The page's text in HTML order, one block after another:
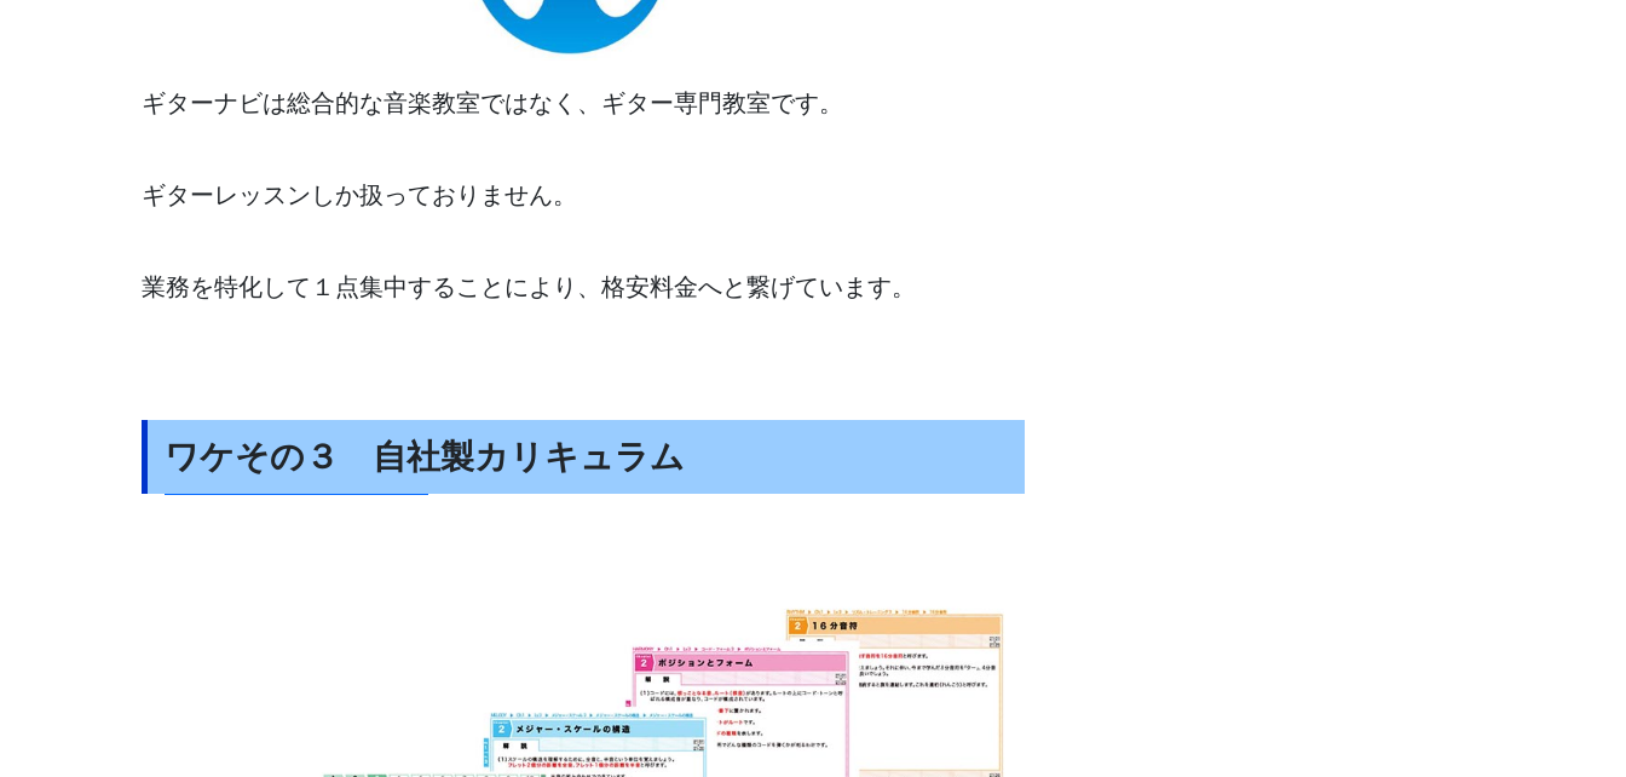
ギターナビは総合的な音楽教室ではなく、ギター専門教室です。
ギターレッスンしか扱っておりません。
業務を特化して１点集中することにより、格安料金へと繋げています。
ワケその３ 自社製カリキュラム